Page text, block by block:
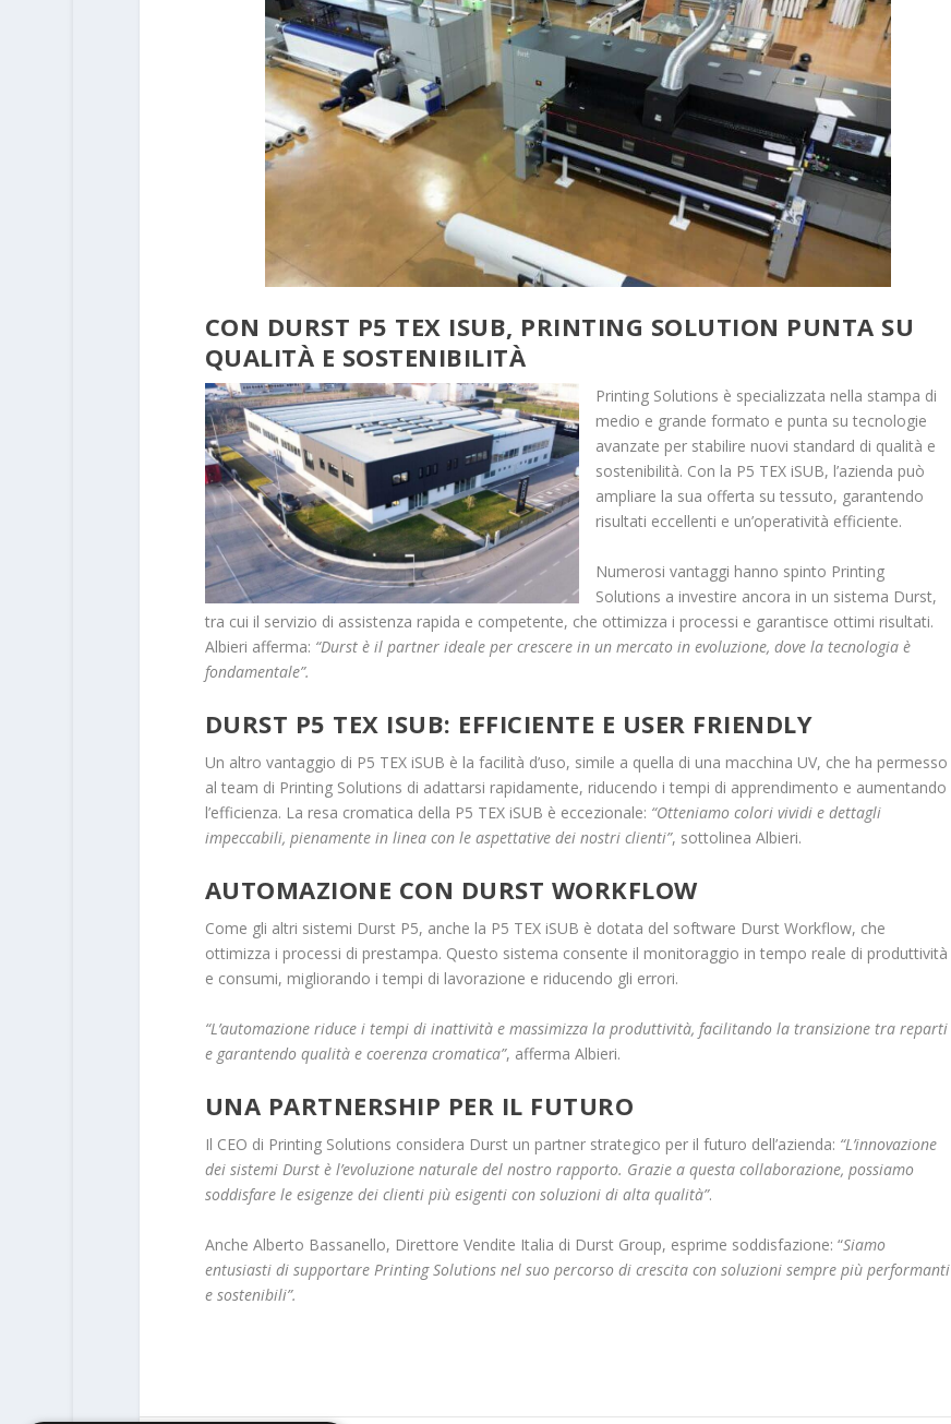
CON DURST P5 TEX ISUB, PRINTING SOLUTION PUNTA SU
QUALITÀ E SOSTENIBILITÀ
Printing Solutions è specializzata nella stampa di
medio e grande formato e punta su tecnologie
avanzate per stabilire nuovi standard di qualità e
sostenibilità. Con la P5 TEX iSUB, l’azienda può
ampliare la sua offerta su tessuto, garantendo
risultati eccellenti e un’operatività efficiente.
Numerosi vantaggi hanno spinto Printing
Solutions a investire ancora in un sistema Durst,
tra cui il servizio di assistenza rapida e competente, che ottimizza i processi e garantisce ottimi risultati.
Albieri afferma: “Durst è il partner ideale per crescere in un mercato in evoluzione, dove la tecnologia è
fondamentale”.
DURST P5 TEX ISUB: EFFICIENTE E USER FRIENDLY
Un altro vantaggio di P5 TEX iSUB è la facilità d’uso, simile a quella di una macchina UV, che ha permesso
al team di Printing Solutions di adattarsi rapidamente, riducendo i tempi di apprendimento e aumentando
l’efficienza. La resa cromatica della P5 TEX iSUB è eccezionale: “Otteniamo colori vividi e dettagli
impeccabili, pienamente in linea con le aspettative dei nostri clienti”, sottolinea Albieri.
AUTOMAZIONE CON DURST WORKFLOW
Come gli altri sistemi Durst P5, anche la P5 TEX iSUB è dotata del software Durst Workflow, che
ottimizza i processi di prestampa. Questo sistema consente il monitoraggio in tempo reale di produttività
e consumi, migliorando i tempi di lavorazione e riducendo gli errori.
“L’automazione riduce i tempi di inattività e massimizza la produttività, facilitando la transizione tra reparti
e garantendo qualità e coerenza cromatica”, afferma Albieri.
UNA PARTNERSHIP PER IL FUTURO
Il CEO di Printing Solutions considera Durst un partner strategico per il futuro dell’azienda: “L’innovazione
dei sistemi Durst è l’evoluzione naturale del nostro rapporto. Grazie a questa collaborazione, possiamo
soddisfare le esigenze dei clienti più esigenti con soluzioni di alta qualità”.
Anche Alberto Bassanello, Direttore Vendite Italia di Durst Group, esprime soddisfazione: “Siamo
entusiasti di supportare Printing Solutions nel suo percorso di crescita con soluzioni sempre più performanti
e sostenibili”.